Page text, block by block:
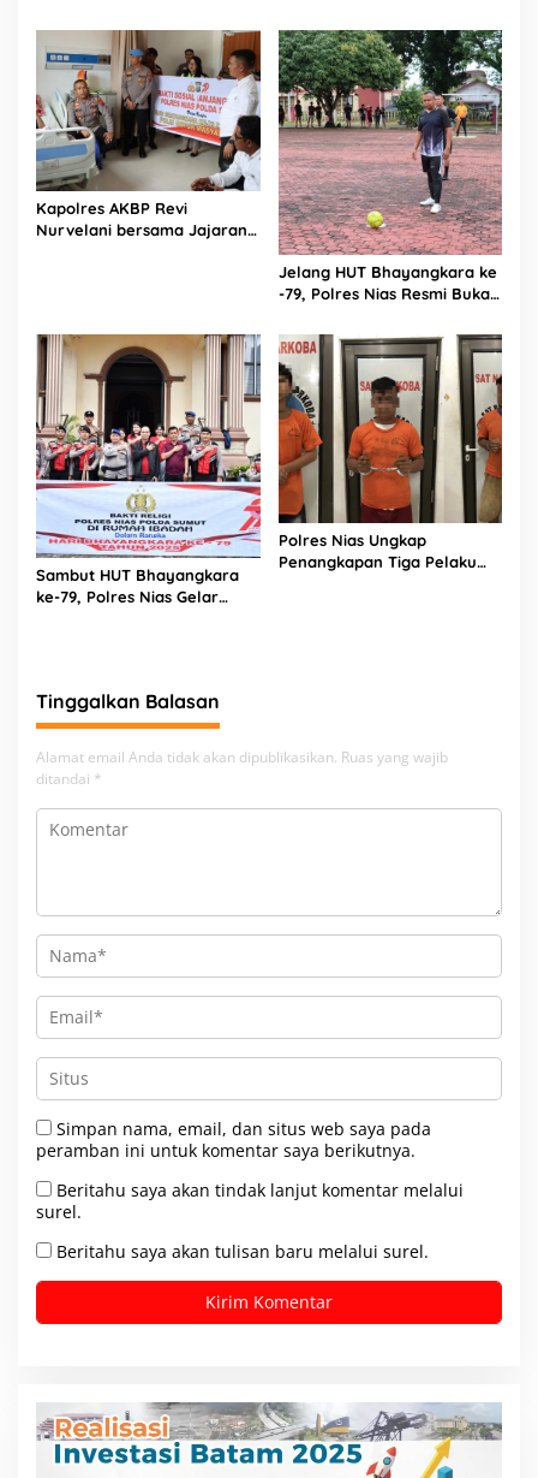
Persekutuan Doa
Kapolres AKBP Revi
Nurvelani bersama Jajaran
Jelang HUT Bhayangkara ke
-79, Polres Nias Resmi Buka
Sambut HUT Bhayangkara
ke-79, Polres Nias Gelar
Polres Nias Ungkap
Penangkapan Tiga Pelaku
Tinggalkan Balasan
Alamat email Anda tidak akan dipublikasikan. Ruas yang wajib
ditandai *
Simpan nama, email, dan situs web saya pada
peramban ini untuk komentar saya berikutnya.
Beritahu saya akan tindak lanjut komentar melalui
surel.
Beritahu saya akan tulisan baru melalui surel.